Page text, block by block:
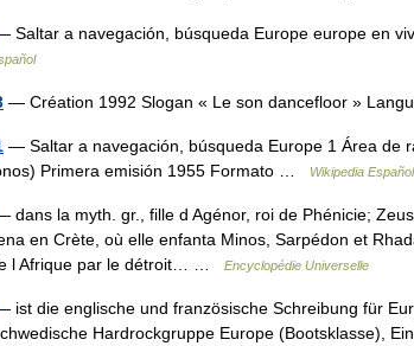
Saltar a navegación, búsqueda Europe europe en
— Création 1992 Slogan « Le son dancefloor »
— Saltar a navegación, búsqueda Europe 1 Área de
Primera emisión 1955 Formato …
Wikipedia Español
dans la myth. gr., fille d Agénor, roi de Phénicie;
en Crète, où elle enfanta Minos, Sarpédon et
l Afrique par le détroit… …
Encyclopédie Universelle
ist die englische und französische Schreibung für
Hardrockgruppe Europe (Bootsklasse),